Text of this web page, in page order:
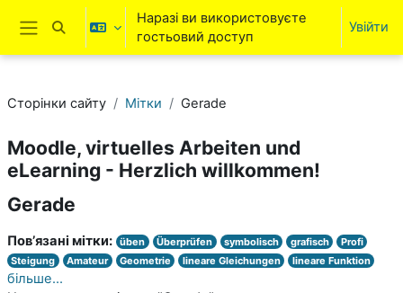
Перейти до головного вмісту
Бокова панель
Переключити введення пошуку
Наразі ви використовуєте
гостьовий доступ
Увійти
Сторінки сайту Мітки Gerade
Moodle, virtuelles Arbeiten und
eLearning - Herzlich willkommen!
Gerade
Пов’язані мітки: üben Überprüfen symbolisch grafisch
Profi
Steigung
Amateur Geometrie lineare Gleichungen lineare Funktion
більше...